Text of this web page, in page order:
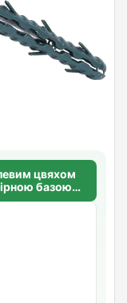
цвяхом
базою